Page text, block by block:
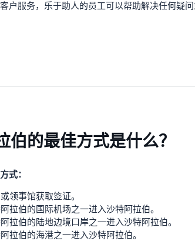
户服务，乐于助人的员工可以帮助解决任何疑问
伯的最佳方式是什么？
式：
领事馆获取签证。
拉伯的国际机场之一进入沙特阿拉伯。
拉伯的陆地边境口岸之一进入沙特阿拉伯。
拉伯的海港之一进入沙特阿拉伯。